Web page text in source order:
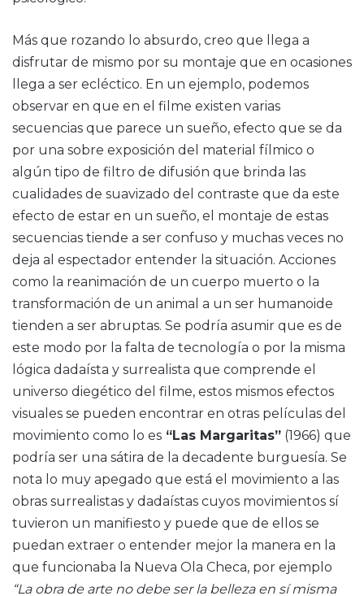
Más que rozando lo absurdo, creo que llega a
disfrutar de mismo por su montaje que en ocasiones
llega a ser ecléctico. En un ejemplo, podemos
observar en que en el filme existen varias
secuencias que parece un sueño, efecto que se da
por una sobre exposición del material fílmico o
algún tipo de filtro de difusión que brinda las
cualidades de suavizado del contraste que da este
efecto de estar en un sueño, el montaje de estas
secuencias tiende a ser confuso y muchas veces no
deja al espectador entender la situación. Acciones
como la reanimación de un cuerpo muerto o la
transformación de un animal a un ser humanoide
tienden a ser abruptas. Se podría asumir que es de
este modo por la falta de tecnología o por la misma
lógica dadaísta y surrealista que comprende el
universo diegético del filme, estos mismos efectos
visuales se pueden encontrar en otras películas del
movimiento como lo es “Las Margaritas” (1966) que
podría ser una sátira de la decadente burguesía. Se
nota lo muy apegado que está el movimiento a las
obras surrealistas y dadaístas cuyos movimientos sí
tuvieron un manifiesto y puede que de ellos se
puedan extraer o entender mejor la manera en la
que funcionaba la Nueva Ola Checa, por ejemplo
“La obra de arte no debe ser la belleza en sí misma